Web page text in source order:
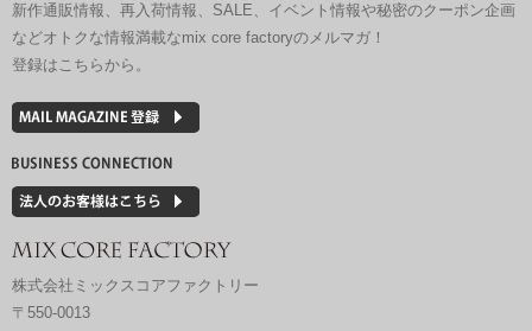
新作通販情報、再入荷情報、SALE、イベント情報や秘密のクーポン企画
などオトクな情報満載なmix core factoryのメルマガ！
登録はこちらから。
株式会社ミックスコアファクトリー
〒550-0013